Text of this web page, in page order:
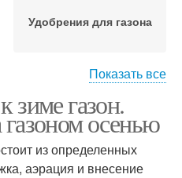
Удобрения для газона
Желтый газон
Показать все
зиме газон.
осенью
из определенных
аэрация и внесение